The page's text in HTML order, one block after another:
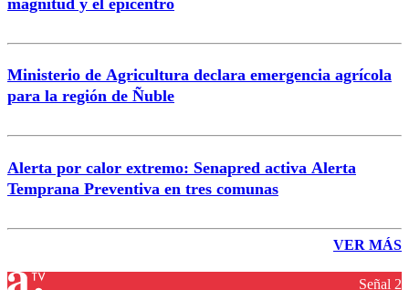
Ministerio de Agricultura declara emergencia agrícola
para la región de Ñuble
Alerta por calor extremo: Senapred activa Alerta
Temprana Preventiva en tres comunas
VER MÁS
Señal 2